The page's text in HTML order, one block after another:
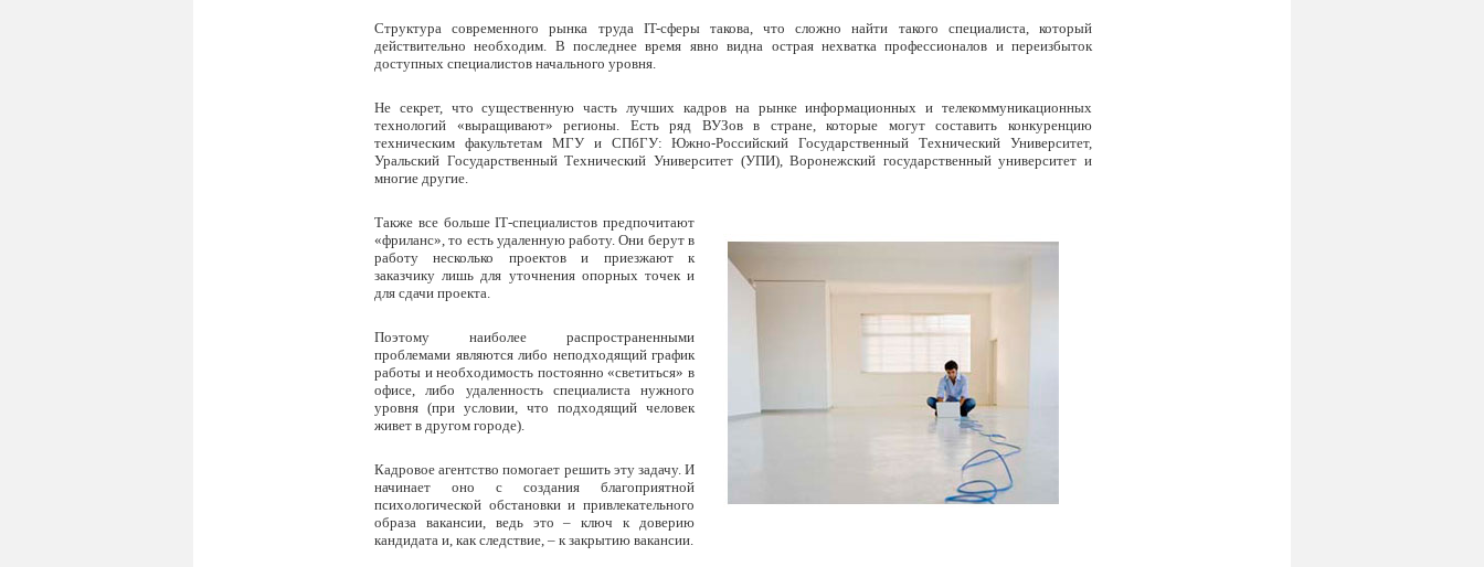
Структура современного рынка труда IT-сферы такова, что сложно найти такого специалиста, который
действительно необходим. В последнее время явно видна острая нехватка профессионалов и переизбыток
доступных специалистов начального уровня.
Не секрет, что существенную часть лучших кадров на рынке информационных и телекоммуникационных
технологий «выращивают» регионы. Есть ряд ВУЗов в стране, которые могут составить конкуренцию
техническим факультетам МГУ и СПбГУ: Южно-Российский Государственный Технический Университет,
Уральский Государственный Технический Университет (УПИ), Воронежский государственный университет и
многие другие.
Также все большеIT-специалистов предпочитают
«фриланс», то есть удаленную работу. Они берут в
работу несколько проектов и приезжают к
заказчику лишь для уточнения опорных точек и
для сдачи проекта.
Поэтому наиболее распространенными
проблемами являются либо неподходящий график
работы и необходимость постоянно «светиться» в
офисе, либо удаленность специалиста нужного
уровня (при условии, что подходящий человек
живет в другом городе).
Кадровое агентство помогает решить эту задачу. И
начинает оно с создания благоприятной
психологической обстановки и привлекательного
образа вакансии, ведь это – ключ к доверию
кандидата и, как следствие, – к закрытию вакансии.